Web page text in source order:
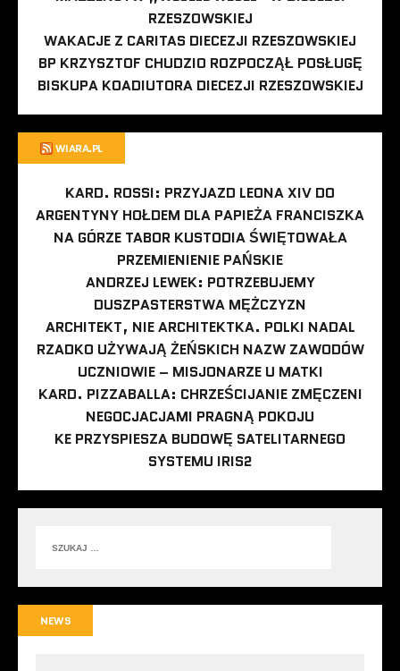
RZESZOWSKIEJ
WAKACJE Z CARITAS DIECEZJI RZESZOWSKIEJ
BP KRZYSZTOF CHUDZIO ROZPOCZĄŁ POSŁUGĘ
BISKUPA KOADIUTORA DIECEZJI RZESZOWSKIEJ
WIARA.PL
KARD. ROSSI: PRZYJAZD LEONA XIV DO
ARGENTYNY HOŁDEM DLA PAPIEŻA FRANCISZKA
NA GÓRZE TABOR KUSTODIA ŚWIĘTOWAŁA
PRZEMIENIENIE PAŃSKIE
ANDRZEJ LEWEK: POTRZEBUJEMY
DUSZPASTERSTWA MĘŻCZYZN
ARCHITEKT, NIE ARCHITEKTKA. POLKI NADAL
RZADKO UŻYWAJĄ ŻEŃSKICH NAZW ZAWODÓW
UCZNIOWIE – MISJONARZE U MATKI
KARD. PIZZABALLA: CHRZEŚCIJANIE ZMĘCZENI
NEGOCJACJAMI PRAGNĄ POKOJU
KE PRZYSPIESZA BUDOWĘ SATELITARNEGO
SYSTEMU IRIS2
NEWS